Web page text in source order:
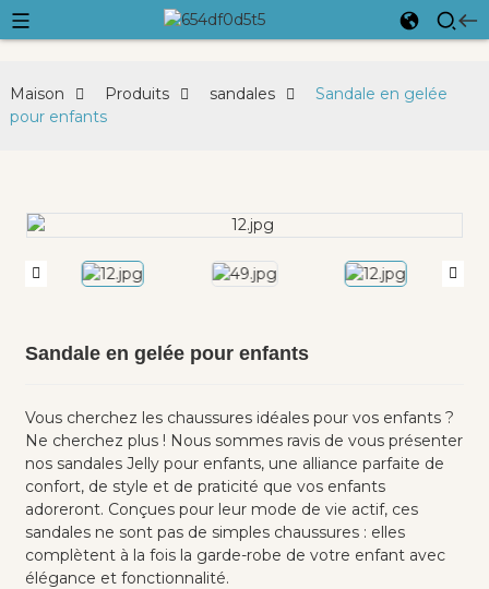
Maison Produits sandales
Sandale en gelée
pour enfants
Sandale en gelée pour enfants
Vous cherchez les chaussures idéales pour vos enfants ?
Ne cherchez plus ! Nous sommes ravis de vous présenter
nos sandales Jelly pour enfants, une alliance parfaite de
confort, de style et de praticité que vos enfants
adoreront. Conçues pour leur mode de vie actif, ces
sandales ne sont pas de simples chaussures : elles
complètent à la fois la garde-robe de votre enfant avec
élégance et fonctionnalité.